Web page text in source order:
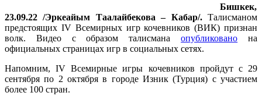
Бишкек,
23.09.22 /Эркеайым Таалайбекова – Кабар/.Талисманом
предстоящих IV Всемирных игр кочевников (ВИК) признан
волк. Видео с образом талисманаопубликовано на
официальных страницах игр в социальных сетях.
Напомним, IV Всемирные игры кочевников пройдут с 29
сентября по 2 октября в городе Изник (Турция) с участием
более 100 стран.